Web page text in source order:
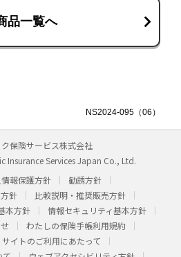
品一覧へ
NS2024-095（06）
保険サービス株式会社
Insurance Services Japan Co., Ltd.
報保護方針
勧誘方針
針
比較説明・推奨販売方針
本方針
情報セキュリティ基本方針
わたしの保険手帳利用規約
サイトのご利用にあたって